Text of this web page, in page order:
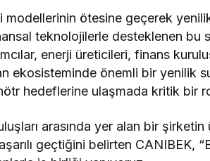
modellerinin ötesine geçerek
teknolojilerle desteklenen bu
enerji üreticileri, finans
ekosisteminde önemli bir yenilik
hedeflerine ulaşmada kritik bir
arasında yer alan bir
geçtiğini belirten CANIBEK,